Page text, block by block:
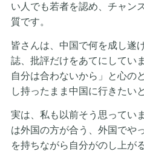
い人でも若者を認め、チャン
質です。
皆さんは、中国で何を成し遂
誌、批評だけをあてにしてい
自分は合わないから」と心の
し持ったまま中国に行きたい
実は、私も以前そう思ってい
は外国の方が合う、外国でや
を持ちながら自分がのし上が